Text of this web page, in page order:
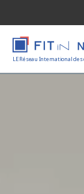
LE Réseau International